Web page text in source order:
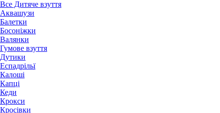
Все Дитяче взуття
Аквашузи
Балетки
Босоніжки
Валянки
Гумове взуття
Дутики
Еспадрільї
Калоші
Капці
Кеди
Крокси
Кросівки